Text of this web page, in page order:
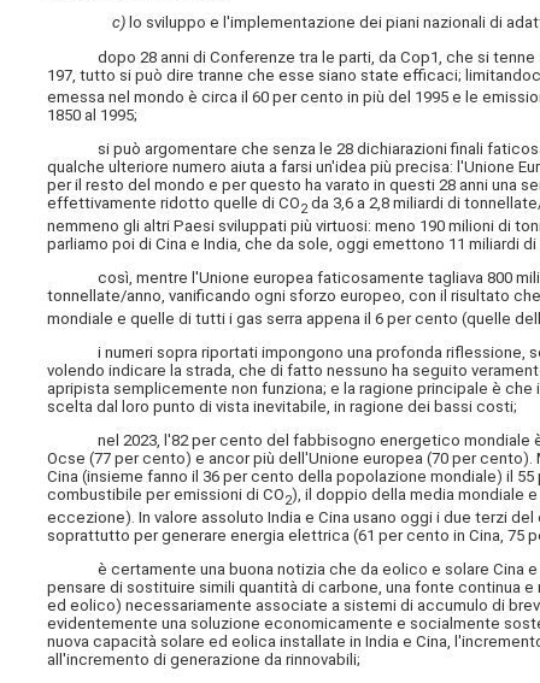
c) lo sviluppo e l'implementazione dei piani nazionali di
dopo 28 anni di Conferenze tra le parti, da Cop1, che si tenne a
197, tutto si può dire tranne che esse siano state efficaci;
emessa nel mondo è circa il 60 per cento in più del 1995 e le
1850 al 1995;
si può argomentare che senza le 28 dichiarazioni finali
qualche ulteriore numero aiuta a farsi un'idea più precisa: l'Unione
per il resto del mondo e per questo ha varato in questi 28 anni una
effettivamente ridotto quelle di CO2 da 3,6 a 2,8 miliardi di
nemmeno gli altri Paesi sviluppati più virtuosi: meno 190 milioni di
parliamo poi di Cina e India, che da sole, oggi emettono 11 miliardi
così, mentre l'Unione europea faticosamente tagliava 800
tonnellate/anno, vanificando ogni sforzo europeo, con il risultato
mondiale e quelle di tutti i gas serra appena il 6 per cento (quelle
i numeri sopra riportati impongono una profonda riflessione,
volendo indicare la strada, che di fatto nessuno ha seguito
apripista semplicemente non funziona; e la ragione principale è
scelta dal loro punto di vista inevitabile, in ragione dei bassi costi;
nel 2023, l'82 per cento del fabbisogno energetico mondiale è
Ocse (77 per cento) e ancor più dell'Unione europea (70 per
Cina (insieme fanno il 36 per cento della popolazione mondiale) il
combustibile per emissioni di CO2), il doppio della media mondiale
eccezione). In valore assoluto India e Cina usano oggi i due terzi
soprattutto per generare energia elettrica (61 per cento in Cina, 75
è certamente una buona notizia che da eolico e solare Cina e
pensare di sostituire simili quantità di carbone, una fonte continua
ed eolico) necessariamente associate a sistemi di accumulo di
evidentemente una soluzione economicamente e socialmente
nuova capacità solare ed eolica installate in India e Cina,
all'incremento di generazione da rinnovabili;